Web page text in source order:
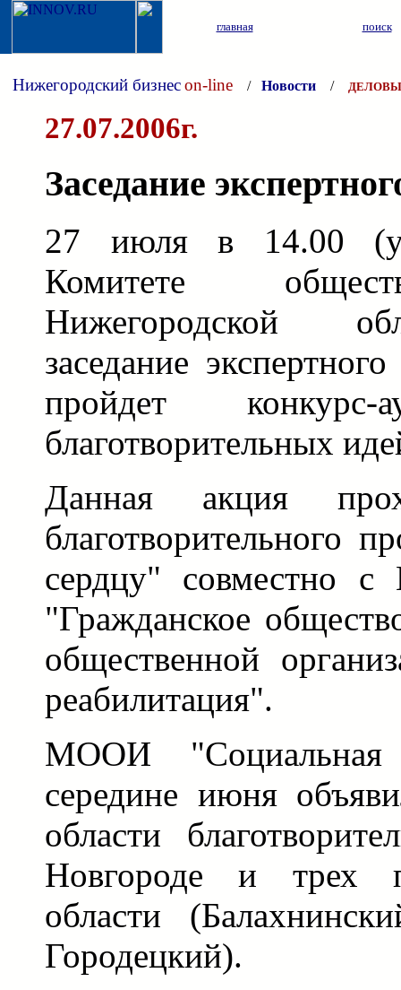
главная поиск
Нижегородский бизнесon-line / Новости /
27.07.2006г.
Заседание
27 июля в 14.00
Комитете
Нижегородской
заседание
пройдет
благотворительных
Данная акция
благотворительного
сердцу" совместно
"Гражданское
общественной
реабилитация".
МООИ "Социальная
середине июня
области
Новгороде и трех
области
Городецкий).